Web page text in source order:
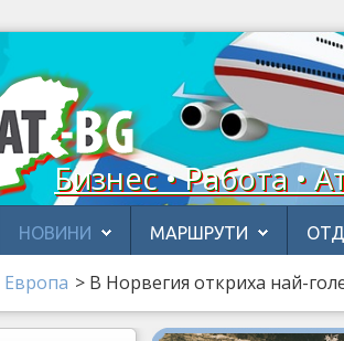
Бизнес • Работа •
НОВИНИ МАРШРУТИ
Европа > В Норвегия откриха най-